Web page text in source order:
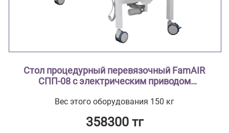
Стол процедурный перевязочный FamAIR
СПП-08 с электрическим приводом
Вес этого оборудования 150 кг
358300 тг